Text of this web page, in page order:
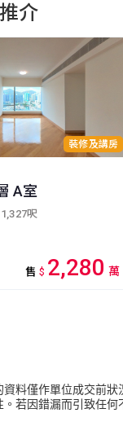
介
裝修及講房
A室
1,327呎
售 $ 2,280 萬
資料僅作單位成交前
若因錯漏而引致任何